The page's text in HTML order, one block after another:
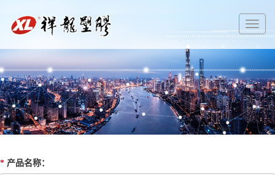
切
换
导
* 产品名称：